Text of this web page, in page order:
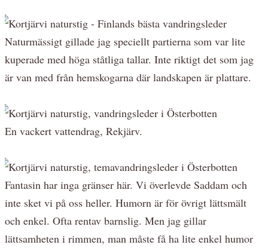
Naturmässigt gillade jag speciellt partierna som var lite
kuperade med höga ståtliga tallar. Inte riktigt det som jag
är van med från hemskogarna där landskapen är plattare.
En vackert vattendrag, Rekjärv.
Fantasin har inga gränser här. Vi överlevde Saddam och
inte sket vi på oss heller. Humorn är för övrigt lättsmält
och enkel. Ofta rentav barnslig. Men jag gillar
lättsamheten i rimmen, man måste få ha lite enkel humor